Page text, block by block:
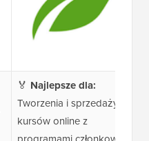
🏅 Najlepsze dla:
Tworzenia i sprzedaży
kursów online z